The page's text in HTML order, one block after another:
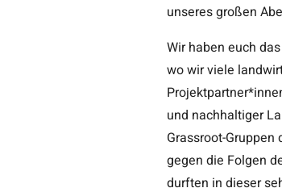
unseres großen
Wir haben euch
wo wir viele
und nachhaltiger
Grassroot-
gegen die Folgen
durften in dieser